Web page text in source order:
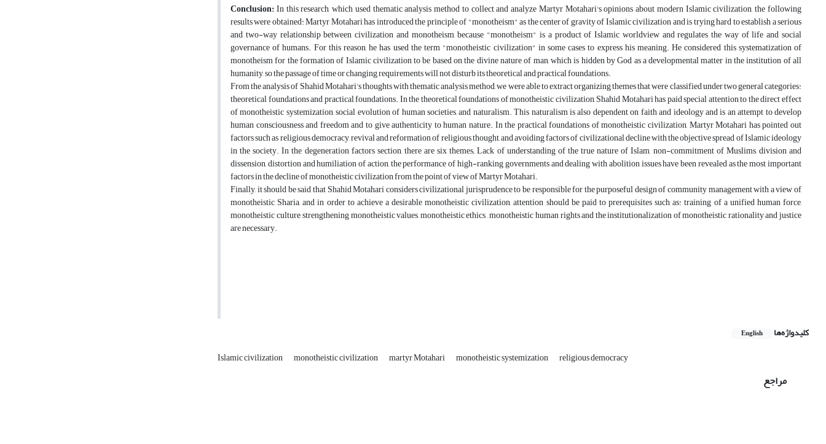
Conclusion:In this research, which used thematic analysis method to collect and analyze Martyr Motahari's opinions about modern Islamic civilization, the following
results were obtained: Martyr Motahari has introduced the principle of "monotheism" as the center of gravity of Islamic civilization and is trying hard to establish a serious
and two-way relationship between civilization and monotheism, because "monotheism" is a product of Islamic worldview and regulates the way of life and social
governance of humans. For this reason, he has used the term "monotheistic civilization" in some cases to express his meaning. He considered this systematization of
monotheism for the formation of Islamic civilization to be based on the divine nature of man, which is hidden by God as a developmental matter in the institution of all
humanity, so the passage of time or changing requirements will not disturb its theoretical and practical foundations.
From the analysis of Shahid Motahari's thoughts with thematic analysis method, we were able to extract organizing themes that were classified under two general categories:
theoretical foundations and practical foundations. In the theoretical foundations of monotheistic civilization, Shahid Motahari has paid special attention to the direct effect
of monotheistic systemization, social evolution of human societies, and naturalism. This naturalism is also dependent on faith and ideology and is an attempt to develop
human consciousness and freedom and to give authenticity to human nature. In the practical foundations of monotheistic civilization, Martyr Motahari has pointed out
factors such as religious democracy, revival and reformation of religious thought, and avoiding factors of civilizational decline with the objective spread of Islamic ideology
in the society. In the degeneration factors section, there are six themes; Lack of understanding of the true nature of Islam, non-commitment of Muslims, division and
dissension, distortion and humiliation of action, the performance of high-ranking governments and dealing with abolition issues have been revealed as the most important
factors in the decline of monotheistic civilization from the point of view of Martyr Motahari.
Finally, it should be said that Shahid Motahari considers civilizational jurisprudence to be responsible for the purposeful design of community management with a view of
monotheistic Sharia, and in order to achieve a desirable monotheistic civilization, attention should be paid to prerequisites such as: training of a unified human force,
monotheistic culture, strengthening monotheistic values, monotheistic ethics , monotheistic human rights and the institutionalization of monotheistic rationality and justice
are necessary.
کلیدواژه‌ها English
Islamic civilization monotheistic civilization martyr Motahari monotheistic systemization religious democracy
مراجع